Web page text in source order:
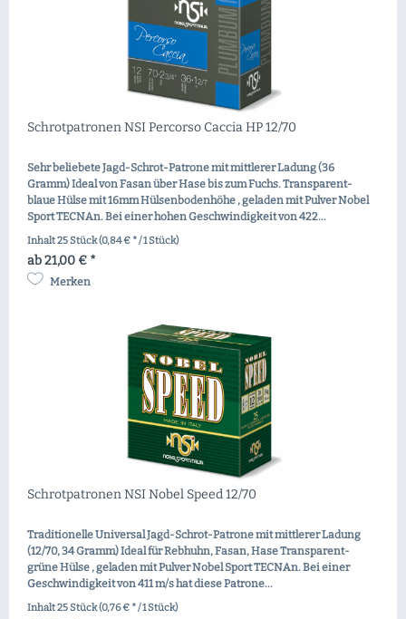
Schrotpatronen NSI Percorso Caccia HP 12/70
Sehr beliebete Jagd-Schrot-Patrone mit mittlerer Ladung (36
Gramm) Ideal von Fasan über Hase bis zum Fuchs. Transparent-
blaue Hülse mit 16mm Hülsenbodenhöhe , geladen mit Pulver Nobel
Sport TECNAn. Bei einer hohen Geschwindigkeit von 422...
Inhalt25 Stück(0,84 € * / 1 Stück)
ab 21,00 € *
Merken
Schrotpatronen NSI Nobel Speed 12/70
Traditionelle Universal Jagd-Schrot-Patrone mit mittlerer Ladung
(12/70, 34 Gramm) Ideal für Rebhuhn, Fasan, Hase Transparent-
grüne Hülse , geladen mit Pulver Nobel Sport TECNAn. Bei einer
Geschwindigkeit von 411 m/s hat diese Patrone...
Inhalt25 Stück(0,76 € * / 1 Stück)